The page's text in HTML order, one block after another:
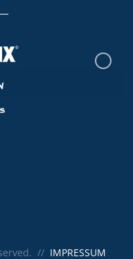
// IMPRESSUM